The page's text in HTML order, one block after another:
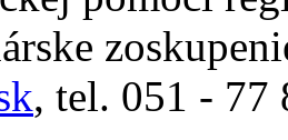
, tel. 051 - 77